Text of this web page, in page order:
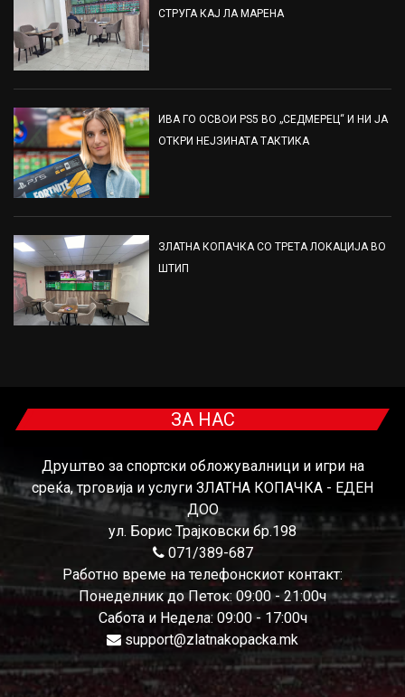
СТРУГА КАЈ ЛА МАРЕНА
ИВА ГО ОСВОИ PS5 ВО „СЕДМЕРЕЦ“ И НИ ЈА
ОТКРИ НЕЈЗИНАТА ТАКТИКА
ЗЛАТНА КОПАЧКА СО ТРЕТА ЛОКАЦИЈА ВО
ШТИП
ЗА НАС
Друштво за спортски обложувалници и игри на
среќа, трговија и услуги ЗЛАТНА КОПАЧКА - ЕДЕН
ДОО
ул. Борис Трајковски бр.198
071/389-687
Работно време на телефонскиот контакт:
Понеделник до Петок: 09:00 - 21:00ч
Сабота и Недела: 09:00 - 17:00ч
support@zlatnakopacka.mk